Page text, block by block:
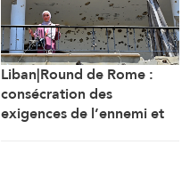
Liban|Round de Rome :
consécration des
exigences de l’ennemi et